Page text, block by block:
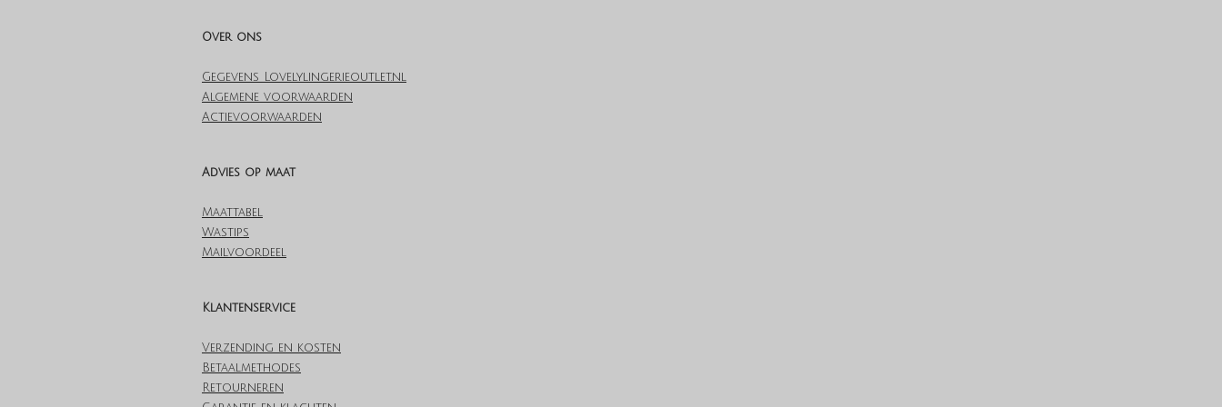
Over ons
Gegevens Lovelylingerieoutlet.nl
Algemene voorwaarden
Actievoorwaarden
Advies op maat
Maattabel
Wastips
Mailvoordeel
Klantenservice
Verzending en kosten
Betaalmethodes
Retourneren